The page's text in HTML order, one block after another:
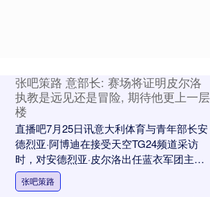
张吧策路 意部长: 赛场将证明皮尔洛
执教是远见还是冒险, 期待他更上一层
楼
直播吧7月25日讯意大利体育与青年部长安
德烈亚·阿博迪在接受天空TG24频道采访
时，对安德烈亚·皮尔洛出任蓝衣军团主帅
一事发表了看法。 皮尔洛已准备好接任意
大利....
张吧策路